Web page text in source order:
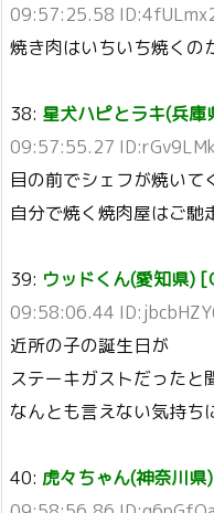
09:57:25.58
焼き肉はいちいち焼くの
38: 星犬ハピとラキ(兵
09:57:55.27
目の前でシェフが焼いて
自分で焼く焼肉屋はご馳
39: ウッドくん(愛知県)
09:58:06.44
近所の子の誕生日が
ステーキガストだったと
なんとも言えない気持ち
40: 虎々ちゃん(神奈川